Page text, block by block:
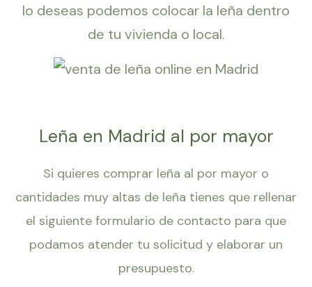
lo deseas podemos colocar la leña dentro
de tu vivienda o local.
Leña en Madrid al por mayor
Si quieres comprar leña al por mayor o
cantidades muy altas de leña tienes que rellenar
el siguiente formulario de contacto para que
podamos atender tu solicitud y elaborar un
presupuesto.